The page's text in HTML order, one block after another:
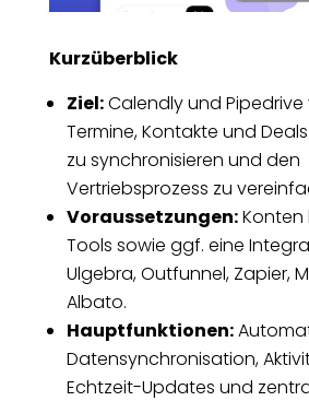
Kurzüberblick
Ziel:Calendly und
Termine, Kontakte und
zu synchronisieren und den
Vertriebsprozess zu
Voraussetzungen:Konten
Tools sowie ggf. eine
Ulgebra, Outfunnel, Zapier,
Albato.
Hauptfunktionen:
Datensynchronisation,
Echtzeit-Updates und